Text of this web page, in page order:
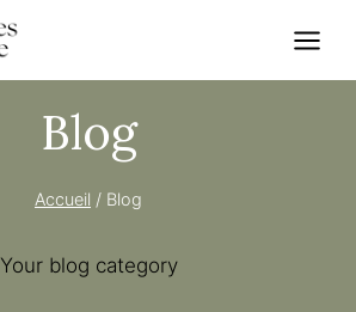
Blog
Accueil / Blog
Your blog category